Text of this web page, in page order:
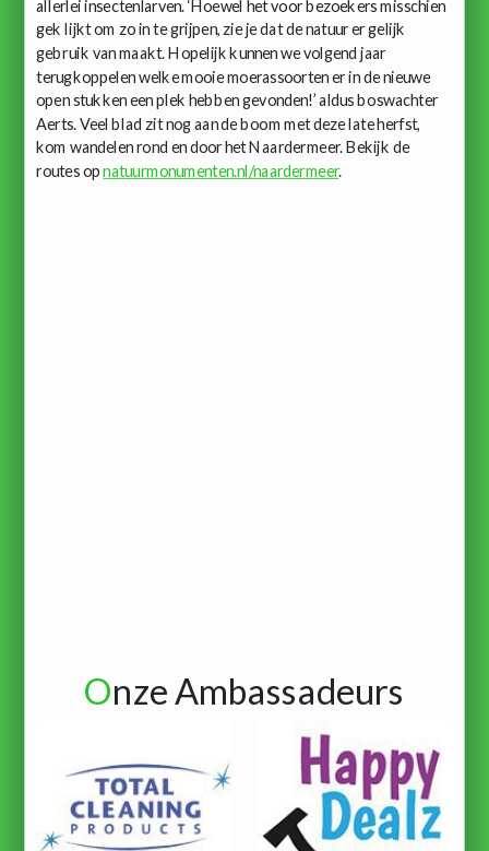
allerlei insectenlarven. ‘Hoewel het voor bezoekers misschien
gek lijkt om zo in te grijpen, zie je dat de natuur er gelijk
gebruik van maakt. Hopelijk kunnen we volgend jaar
terugkoppelen welke mooie moerassoorten er in de nieuwe
open stukken een plek hebben gevonden!’ aldus boswachter
Aerts. Veel blad zit nog aan de boom met deze late herfst,
kom wandelen rond en door het Naardermeer. Bekijk de
routes opnatuurmonumenten.nl/naardermeer.
Onze Ambassadeurs